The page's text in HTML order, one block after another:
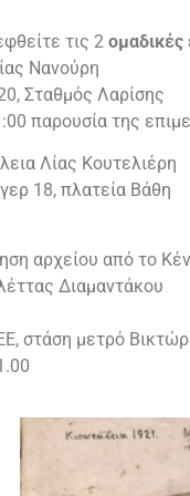
τις 2 ομαδικές
Νανούρη
Σταθμός Λαρίσης
παρουσία της
Λίας Κουτελιέρη
18, πλατεία Βάθη
αρχείου από το
Διαμαντάκου
στάση μετρό